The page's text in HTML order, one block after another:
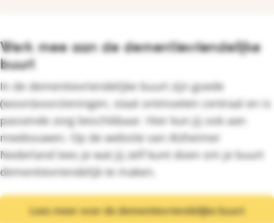
Werk mee aan de dementievriendelijke
buurt
In de dementievriendelijke buurt zijn goede
(woon)voorzieningen, staat ontmoeten centraal en is
passende zorg beschikbaar. Hier kun jij ook aan
meebouwen. Op de website van Alzheimer
Nederland lees je wat jij zelf kunt doen om je buurt
dementievriendelijk te maken.
Lees meer over de dementievriendelijke buurt